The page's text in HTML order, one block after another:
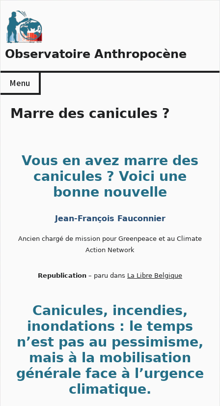
to
content
Observatoire Anthropocène
Menu
Marre des canicules ?
Vous en avez marre des
canicules ? Voici une
bonne nouvelle
Jean-François Fauconnier
Ancien chargé de mission pour Greenpeace et au Climate
Action Network
Republication – paru dans La Libre Belgique
Canicules, incendies,
inondations : le temps
n’est pas au pessimisme,
mais à la mobilisation
générale face à l’urgence
climatique.